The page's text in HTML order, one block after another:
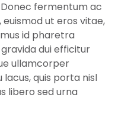
fermentum ac
euismod ut eros vitae,
id pharetra
dui efficitur
ullamcorper
quis porta nisl
libero sed urna